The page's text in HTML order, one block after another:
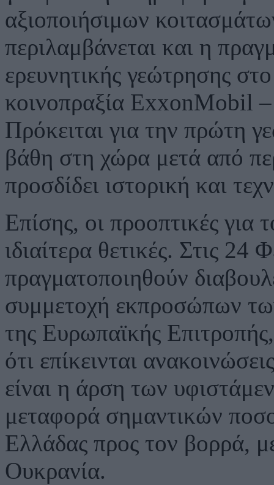
αξιοποιήσιμων
περιλαμβάνεται και η
ερευνητικής γεώτρησης
κοινοπραξία ExxonMobil
Πρόκειται για την πρώτη
βάθη στη χώρα μετά από
προσδίδει ιστορική και
Επίσης, οι προοπτικές για
ιδιαίτερα θετικές. Στις 24
πραγματοποιηθούν
συμμετοχή εκπροσώπων
της Ευρωπαϊκής
ότι επίκεινται
είναι η άρση των
μεταφορά σημαντικών
Ελλάδας προς τον βορρά,
Ουκρανία.